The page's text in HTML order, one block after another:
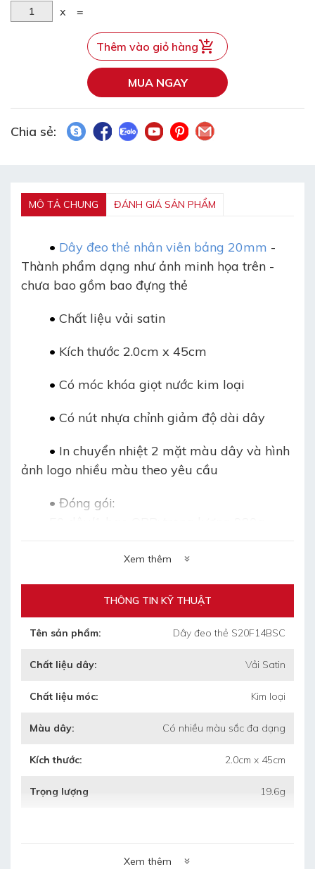
x =
Thêm vào giỏ hàng
MUA NGAY
Chia sẻ:
MÔ TẢ CHUNG ĐÁNH GIÁ SẢN PHẨM
• Dây đeo thẻ nhân viên bảng 20mm -
Thành phẩm dạng như ảnh minh họa trên -
chưa bao gồm bao đựng thẻ
• Chất liệu vải satin
• Kích thước 2.0cm x 45cm
• Có móc khóa giọt nước kim loại
• Có nút nhựa chỉnh giảm độ dài dây
• In chuyển nhiệt 2 mặt màu dây và hình
ảnh logo nhiều màu theo yêu cầu
• Đóng gói:
+ Trọng lượng 1 thùng: 20.6kg
(dài/rộng/cao)
mẫu
• Bảo hành: 3 tháng khi chưa sử dụng mà
bị hỏng
• Bảo quản: lưu kho nơi khô ráo, thoáng
Xem thêm
THÔNG TIN KỸ THUẬT
Tên sản phẩm: Dây đeo thẻ S20F14BSC
Chất liệu dây: Vải Satin
Chất liệu móc: Kim loại
Màu dây: Có nhiều màu sắc đa dạng
Kích thước: 2.0cm x 45cm
Trọng lượng 19.6g
Xem thêm